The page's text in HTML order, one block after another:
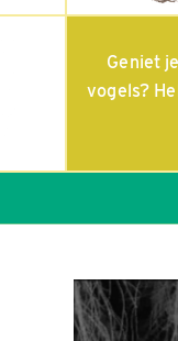
Geniet
vogels?